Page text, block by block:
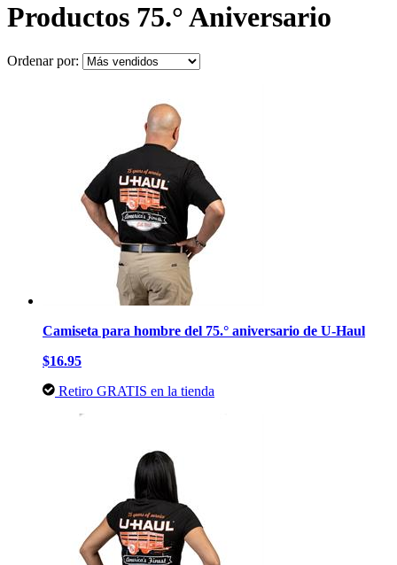
Productos 75.° Aniversario
Ordenar por:
Camiseta para hombre del 75.° aniversario de U-Haul
$16.95
Retiro GRATIS en la tienda